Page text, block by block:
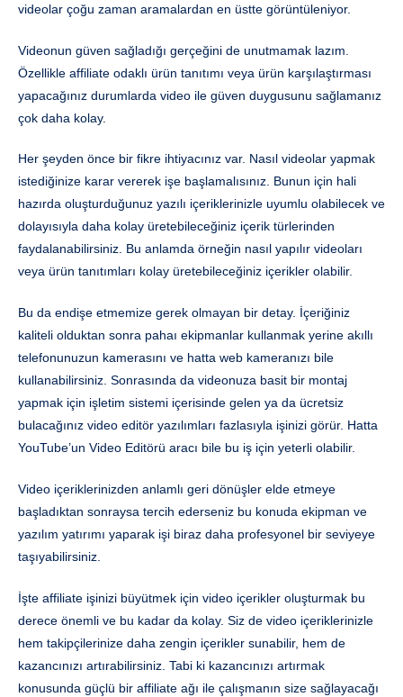
videolar çoğu zaman aramalardan en üstte görüntüleniyor.
Videonun güven sağladığı gerçeğini de unutmamak lazım.
Özellikle affiliate odaklı ürün tanıtımı veya ürün karşılaştırması
yapacağınız durumlarda video ile güven duygusunu sağlamanız
çok daha kolay.
Her şeyden önce bir fikre ihtiyacınız var. Nasıl videolar yapmak
istediğinize karar vererek işe başlamalısınız. Bunun için hali
hazırda oluşturduğunuz yazılı içeriklerinizle uyumlu olabilecek ve
dolayısıyla daha kolay üretebileceğiniz içerik türlerinden
faydalanabilirsiniz. Bu anlamda örneğin nasıl yapılır videoları
veya ürün tanıtımları kolay üretebileceğiniz içerikler olabilir.
Bu da endişe etmemize gerek olmayan bir detay. İçeriğiniz
kaliteli olduktan sonra pahaı ekipmanlar kullanmak yerine akıllı
telefonunuzun kamerasını ve hatta web kameranızı bile
kullanabilirsiniz. Sonrasında da videonuza basit bir montaj
yapmak için işletim sistemi içerisinde gelen ya da ücretsiz
bulacağınız video editör yazılımları fazlasıyla işinizi görür. Hatta
YouTube’un Video Editörü aracı bile bu iş için yeterli olabilir.
Video içeriklerinizden anlamlı geri dönüşler elde etmeye
başladıktan sonraysa tercih ederseniz bu konuda ekipman ve
yazılım yatırımı yaparak işi biraz daha profesyonel bir seviyeye
taşıyabilirsiniz.
İşte affiliate işinizi büyütmek için video içerikler oluşturmak bu
derece önemli ve bu kadar da kolay. Siz de video içeriklerinizle
hem takipçilerinize daha zengin içerikler sunabilir, hem de
kazancınızı artırabilirsiniz. Tabi ki kazancınızı artırmak
konusunda güçlü bir affiliate ağı ile çalışmanın size sağlayacağı